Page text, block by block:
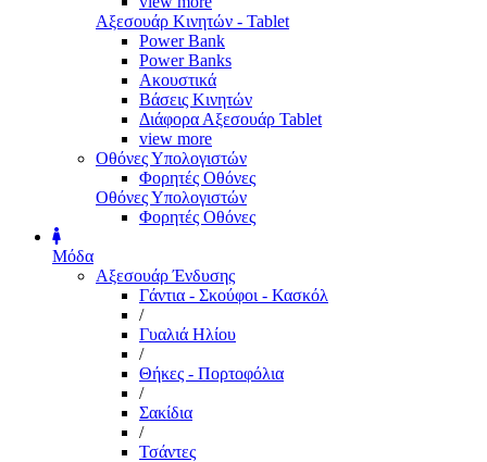
Αξεσουάρ Κινητών - Tablet
Power Bank
Power Banks
Ακουστικά
Βάσεις Κινητών
Διάφορα Αξεσουάρ Tablet
view more
Οθόνες Υπολογιστών
Φορητές Οθόνες
Οθόνες Υπολογιστών
Φορητές Οθόνες
Μόδα
Αξεσουάρ Ένδυσης
Γάντια - Σκούφοι - Κασκόλ
/
Γυαλιά Ηλίου
/
Θήκες - Πορτοφόλια
/
Σακίδια
/
Τσάντες